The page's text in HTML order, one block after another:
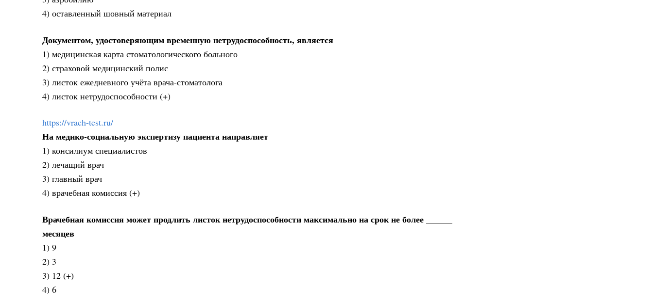
4) оставленный шовный материал
Документом, удостоверяющим временную нетрудоспособность, является
1) медицинская карта стоматологического больного
2) страховой медицинский полис
3) листок ежедневного учёта врача-стоматолога
4) листок нетрудоспособности (+)
https://vrach-test.ru/
На медико-социальную экспертизу пациента направляет
1) консилиум специалистов
2) лечащий врач
3) главный врач
4) врачебная комиссия (+)
Врачебная комиссия может продлить листок нетрудоспособности максимально на срок не более ______
месяцев
1) 9
2) 3
3) 12 (+)
4) 6